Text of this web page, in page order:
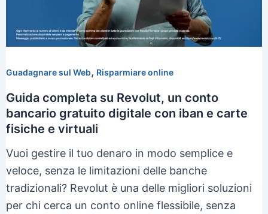
Guadagnare sul Web, Risparmiare online
Guida completa su Revolut, un conto
bancario gratuito digitale con iban e carte
fisiche e virtuali
Vuoi gestire il tuo denaro in modo semplice e
veloce, senza le limitazioni delle banche
tradizionali? Revolut è una delle migliori soluzioni
per chi cerca un conto online flessibile, senza